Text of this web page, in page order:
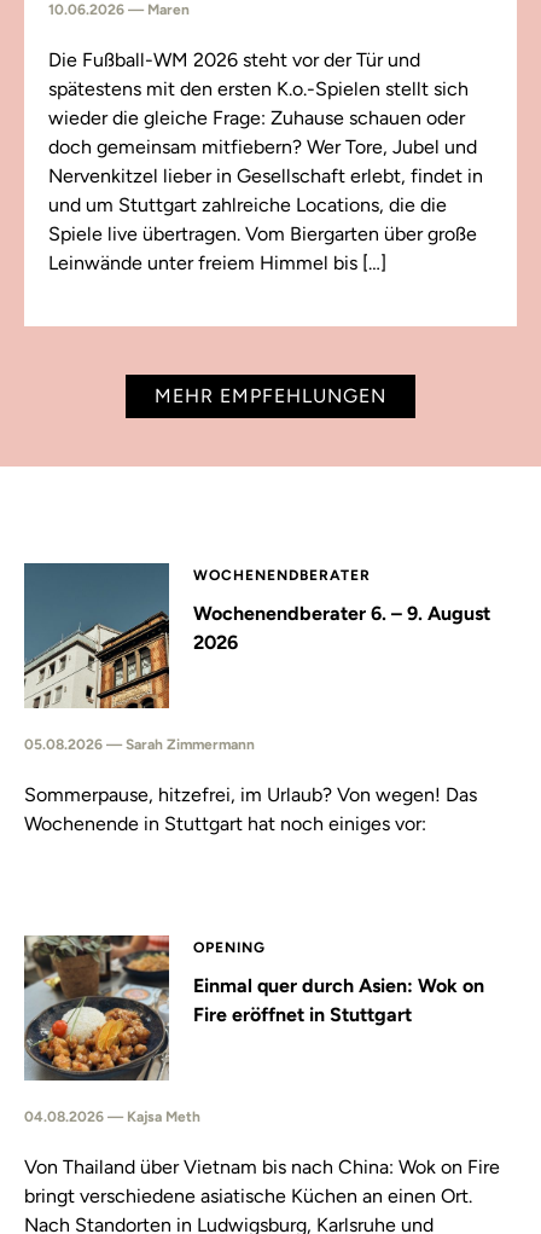
10.06.2026 — Maren
Die Fußball-WM 2026 steht vor der Tür und
spätestens mit den ersten K.o.-Spielen stellt sich
wieder die gleiche Frage: Zuhause schauen oder
doch gemeinsam mitfiebern? Wer Tore, Jubel und
Nervenkitzel lieber in Gesellschaft erlebt, findet in
und um Stuttgart zahlreiche Locations, die die
Spiele live übertragen. Vom Biergarten über große
Leinwände unter freiem Himmel bis […]
MEHR EMPFEHLUNGEN
WOCHENENDBERATER
Wochenendberater 6. – 9. August
2026
05.08.2026 — Sarah Zimmermann
Sommerpause, hitzefrei, im Urlaub? Von wegen! Das
Wochenende in Stuttgart hat noch einiges vor:
OPENING
Einmal quer durch Asien: Wok on
Fire eröffnet in Stuttgart
04.08.2026 — Kajsa Meth
Von Thailand über Vietnam bis nach China: Wok on Fire
bringt verschiedene asiatische Küchen an einen Ort.
Nach Standorten in Ludwigsburg, Karlsruhe und